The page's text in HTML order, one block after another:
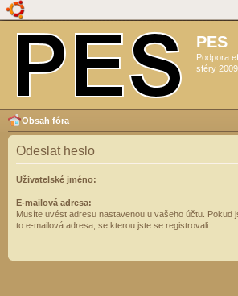
PES
Podpora
sféry
Obsah fóra
Odeslat heslo
Uživatelské jméno:
E-mailová adresa:
Musíte uvést adresu nastavenou u vašeho účtu. Pokud
to e-mailová adresa, se kterou jste se registrovali.